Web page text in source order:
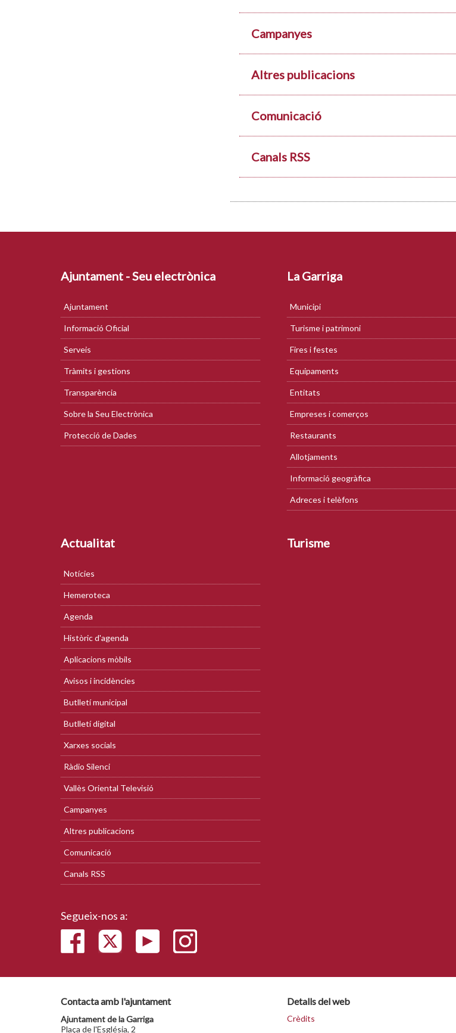
Campanyes
Altres publicacions
Comunicació
Canals RSS
Ajuntament - Seu electrònica
Ajuntament
Informació Oficial
Serveis
Tràmits i gestions
Transparència
Sobre la Seu Electrònica
Protecció de Dades
La Garriga
Municipi
Turisme i patrimoni
Fires i festes
Equipaments
Entitats
Empreses i comerços
Restaurants
Allotjaments
Informació geogràfica
Adreces i telèfons
Actualitat
Notícies
Hemeroteca
Agenda
Històric d'agenda
Aplicacions mòbils
Avisos i incidències
Butlletí municipal
Butlletí digital
Xarxes socials
Ràdio Silenci
Vallès Oriental Televisió
Campanyes
Altres publicacions
Comunicació
Canals RSS
Turisme
Segueix-nos a:
Contacta amb l'ajuntament
Ajuntament de la Garriga
Plaça de l'Església, 2
Detalls del web
Crèdits